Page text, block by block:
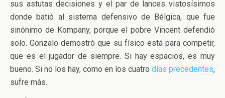
sus astutas decisiones y el par de lances vistosísimos
donde batió al sistema defensivo de Bélgica, que fue
sinónimo de Kompany, porque el pobre Vincent defendió
solo. Gonzalo demostró que su físico está para competir,
que es el jugador de siempre. Si hay espacios, es muy
bueno. Si no los hay, como en los cuatro días precedentes,
sufre más.